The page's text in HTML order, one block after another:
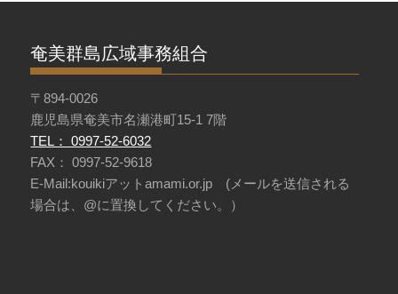
奄美群島広域事務組合
〒894-0026
鹿児島県奄美市名瀬港町15-1 7階
TEL： 0997-52-6032
FAX： 0997-52-9618
E-Mail:kouikiアットamami.or.jp (メールを送信される
場合は、@に置換してください。）